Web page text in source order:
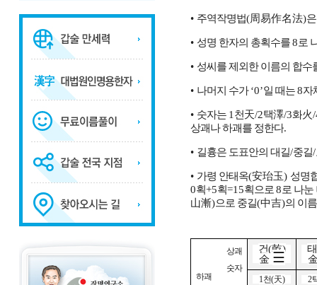
• 주역작명법(周易作名法)
• 성명 한자의 총획수를8로
• 성씨를 제외한 이름의 합수
• 나머지 수가‘0’일 때는8자
• 숫자는 1 천天/2택澤/3화火
상괘나 하괘를 정한다.
• 길흉은 도표안의 대길/중길/
• 가령 안태옥(安珆玉) 성명
0획+5획=15획으로 8로 나
山漸)으로 중길(中吉)의 이
상괘
숫자
하괘
건(乾)
金 ☰
태
1천(天) 2